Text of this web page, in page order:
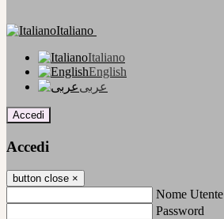
Italiano
Italiano
English
عربى
Accedi
Accedi
button close ×
Nome Utente
Password